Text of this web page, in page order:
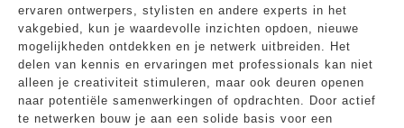
ervaren ontwerpers, stylisten en andere experts in het
vakgebied, kun je waardevolle inzichten opdoen, nieuwe
mogelijkheden ontdekken en je netwerk uitbreiden. Het
delen van kennis en ervaringen met professionals kan niet
alleen je creativiteit stimuleren, maar ook deuren openen
naar potentiële samenwerkingen of opdrachten. Door actief
te netwerken bouw je aan een solide basis voor een